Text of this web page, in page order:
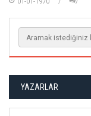
01-01-1970
YAZARLAR